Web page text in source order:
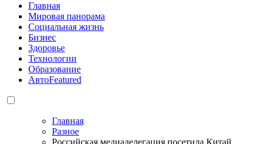
Главная
Мировая панорама
Социальная жизнь
Бизнес
Здоровье
Технологии
Образование
АвтоFeatured
Главная
Разное